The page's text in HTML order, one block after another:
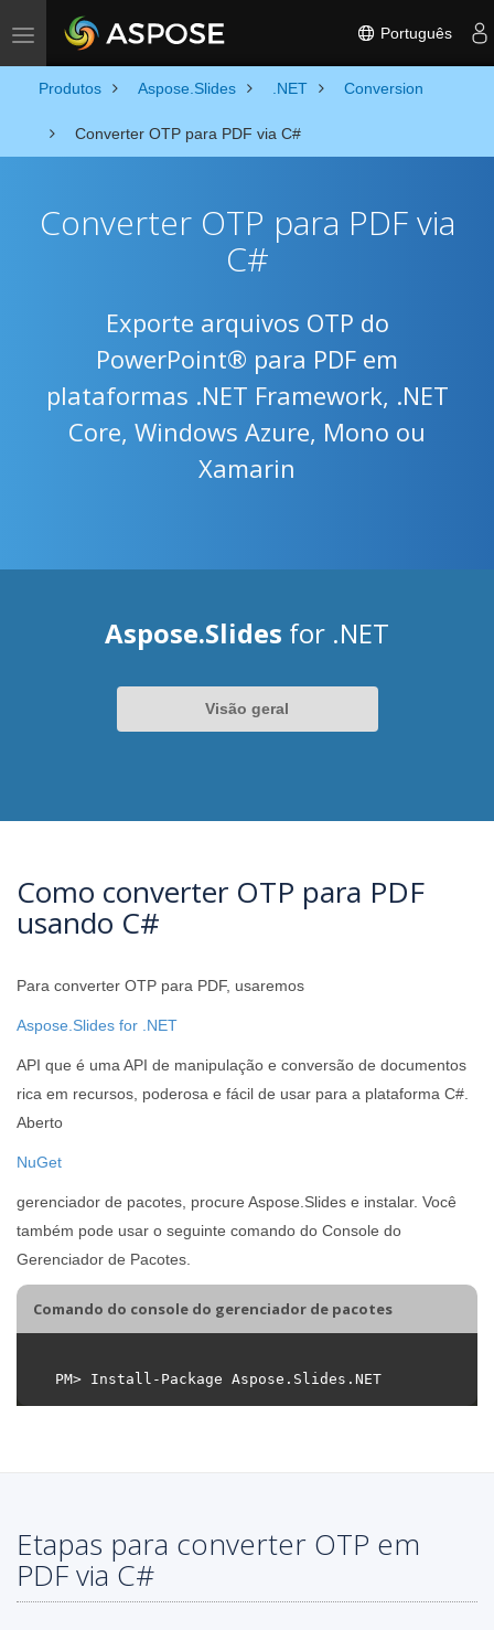
Toggle navigation Português
Produtos Aspose.Slides .NET Conversion
Converter OTP para PDF via C#
Converter OTP para PDF via
C#
Exporte arquivos OTP do
PowerPoint® para PDF em
plataformas .NET Framework, .NET
Core, Windows Azure, Mono ou
Xamarin
Aspose.Slides for .NET
Visão geral
Como converter OTP para PDF
usando C#
Para converter OTP para PDF, usaremos
Aspose.Slides for .NET
API que é uma API de manipulação e conversão de documentos
rica em recursos, poderosa e fácil de usar para a plataforma C#.
Aberto
NuGet
gerenciador de pacotes, procure Aspose.Slides e instalar. Você
também pode usar o seguinte comando do Console do
Gerenciador de Pacotes.
Comando do console do gerenciador de pacotes
Etapas para converter OTP em
PDF via C#